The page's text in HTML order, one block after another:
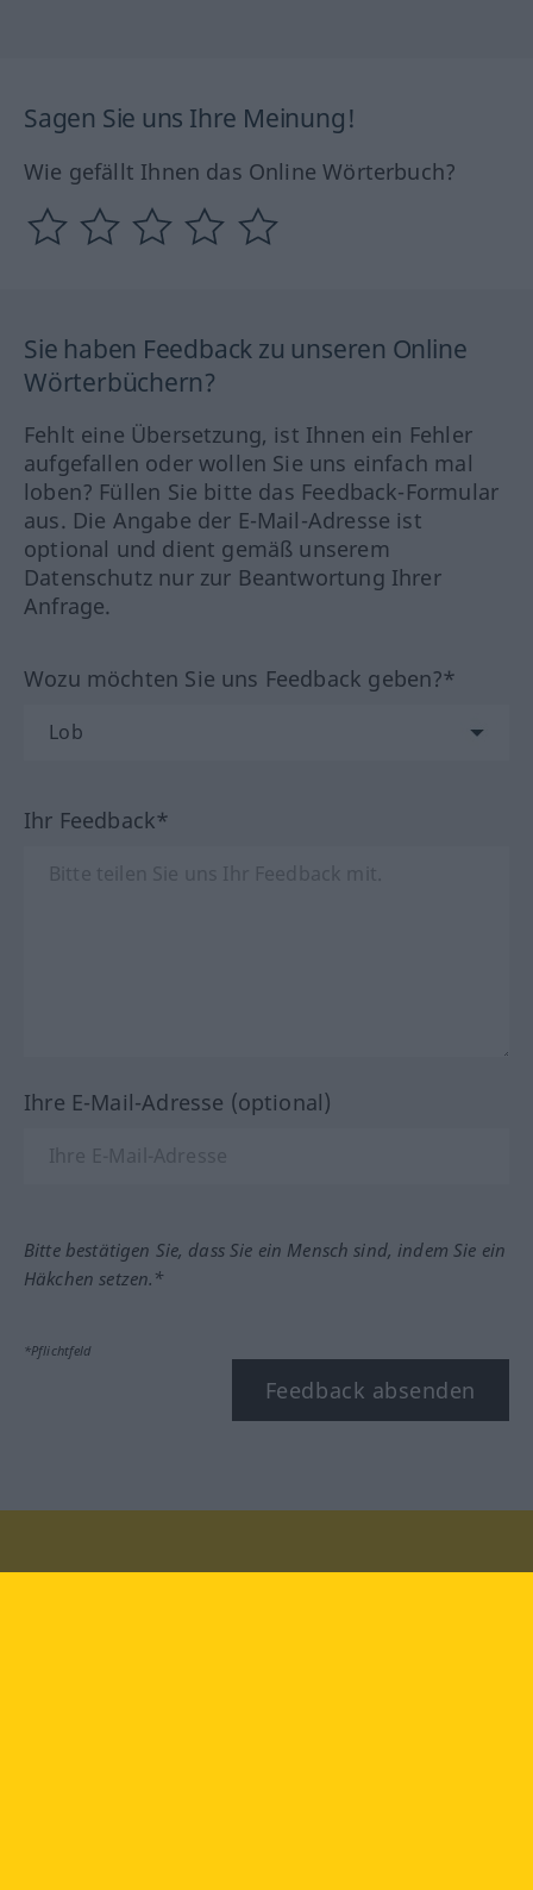
Sagen Sie uns Ihre Meinung!
Wie gefällt Ihnen das Online Wörterbuch?
Sie haben Feedback zu unseren Online
Wörterbüchern?
Fehlt eine Übersetzung, ist Ihnen ein Fehler
aufgefallen oder wollen Sie uns einfach mal
loben? Füllen Sie bitte das Feedback-Formular
aus. Die Angabe der E-Mail-Adresse ist
optional und dient gemäß unserem
Datenschutz nur zur Beantwortung Ihrer
Anfrage.
Wozu möchten Sie uns Feedback geben?*
Ihr Feedback*
Ihre E-Mail-Adresse (optional)
Bitte bestätigen Sie, dass Sie ein Mensch sind, indem Sie ein
Häkchen setzen.*
*Pflichtfeld
Feedback absenden